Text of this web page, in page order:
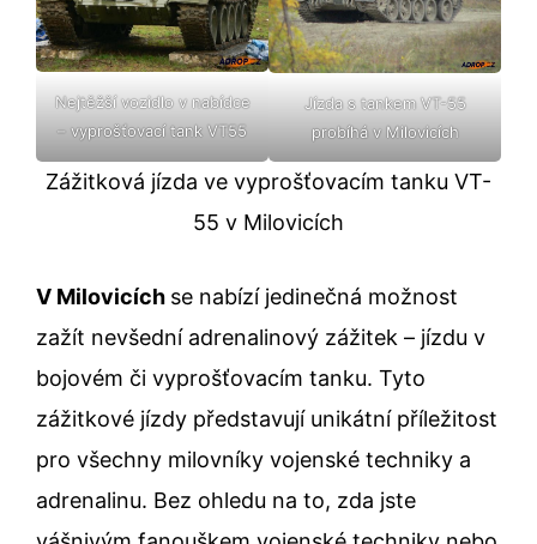
Nejtěžší vozidlo v nabídce
– vyprošťovací tank VT55
Jízda s tankem VT-55
probíhá v Milovicích
Zážitková jízda ve vyprošťovacím tanku VT-
55 v Milovicích
V Milovicích se nabízí jedinečná možnost
zažít nevšední adrenalinový zážitek – jízdu v
bojovém či vyprošťovacím tanku. Tyto
zážitkové jízdy představují unikátní příležitost
pro všechny milovníky vojenské techniky a
adrenalinu. Bez ohledu na to, zda jste